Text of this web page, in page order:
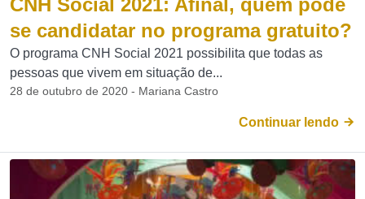
CNH Social 2021: Afinal, quem pode
se candidatar no programa gratuito?
O programa CNH Social 2021 possibilita que todas as
pessoas que vivem em situação de...
28 de outubro de 2020 - Mariana Castro
Continuar lendo